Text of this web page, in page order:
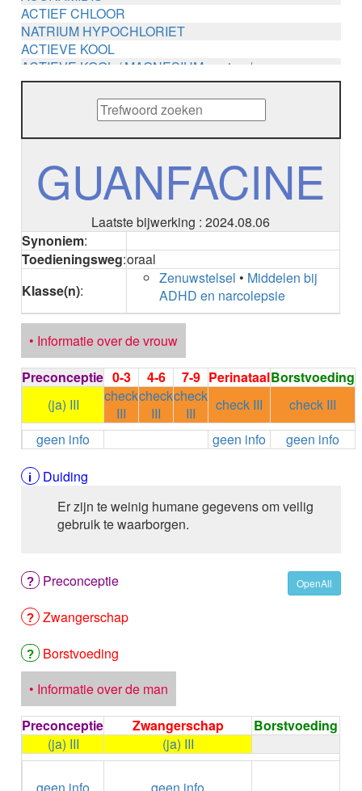
ACTIEF CHLOOR
NATRIUM HYPOCHLORIET
ACTIEVE KOOL
ACTIEVE KOOL / MAGNESIUM zouten /
METHENAMINE
ADALIMUMAB
ADAPALEEN
ADAPALEEN / BENZOYLPEROXIDE
ADENOSINE
AESCINE
AFLIBERCEPT intravitreaal
AFLIBERCEPT parenteraal
AGALSIDASE bèta
AGOMELATINE
ALBIGLUTIDE
ALBUTREPENONACOG ALFA
Stollingsfactor IX; Factor IX
ALCOHOL
ETHANOL
ALECTINIB
ALEMTUZUMAB
ALENDRONAAT/VIT D3
ALFA-1-PROTEINASEREMMER humaan
ALFENTANYL HCl
ALGELDRAAT / MAGNESIUM HYDROXYDE
ALGINAAT Na / Na BICARBONAAT / CALCIUM
ALGINEZUUR
ALGLUCOSIDASE alfa
ALIROCUMAB
ALITRETINOINE
ALIZAPRIDE
ALLOPURINOL
ALMOTRIPTAN
GUANFACINE
Laatste bijwerking : 2024.08.06
Synoniem:
Toedieningsweg:oraal
Klasse(n):
Zenuwstelsel • Middelen bij
ADHD en narcolepsie
• Informatie over de vrouw
Preconceptie 0-3 4-6 7-9 PerinataalBorstvoeding
(ja) III
check
III
check
III
check
III
check III
check III
geen info
geen info
geen info
Duiding
Er zijn te weinig humane gegevens om veilig
gebruik te waarborgen.
OpenAll
Preconceptie
Zwangerschap
Borstvoeding
• Informatie over de man
Preconceptie
Zwangerschap
Borstvoeding
(ja) III
(ja) III